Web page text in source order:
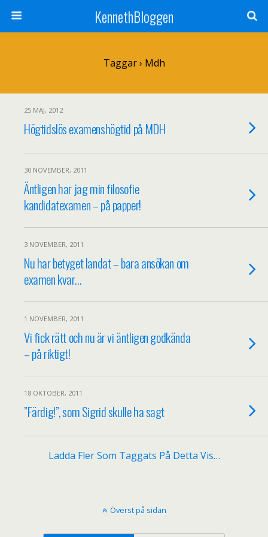
KennethBloggen
Taggar › Mdh
25 MAJ, 2012
Högtidslös examenshögtid på MDH
30 NOVEMBER, 2011
Äntligen har jag min filosofie
kandidatexamen – på papper!
3 NOVEMBER, 2011
Nu har betyget landat – bara ansökan om
examen kvar…
1 NOVEMBER, 2011
Vi fick rätt och nu är vi äntligen godkända
– på riktigt!
18 OKTOBER, 2011
”Färdig!”, som Sigrid skulle ha sagt
Ladda Fler Som Taggats På Detta Vis…
Överst på sidan